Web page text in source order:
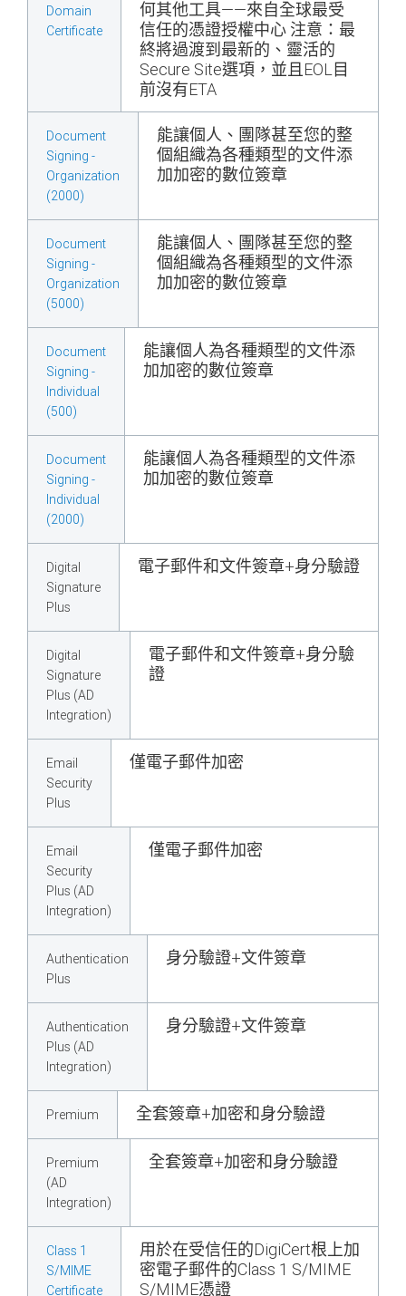
Domain
Certificate
何其他工具——來自全球最受
信任的憑證授權中心 注意：最
終將過渡到最新的、靈活的
Secure Site選項，並且EOL目
前沒有ETA
Document
Signing -
Organization
(2000)
能讓個人、團隊甚至您的整
個組織為各種類型的文件添
加加密的數位簽章
Document
Signing -
Organization
(5000)
能讓個人、團隊甚至您的整
個組織為各種類型的文件添
加加密的數位簽章
Document
Signing -
Individual
(500)
能讓個人為各種類型的文件添
加加密的數位簽章
Document
Signing -
Individual
(2000)
能讓個人為各種類型的文件添
加加密的數位簽章
Digital
Signature
Plus
電子郵件和文件簽章+身分驗證
Digital
Signature
Plus (AD
Integration)
電子郵件和文件簽章+身分驗
證
Email
Security
Plus
僅電子郵件加密
Email
Security
Plus (AD
Integration)
僅電子郵件加密
Authentication
Plus
身分驗證+文件簽章
Authentication
Plus (AD
Integration)
身分驗證+文件簽章
Premium 全套簽章+加密和身分驗證
Premium
(AD
Integration)
全套簽章+加密和身分驗證
Class 1
S/MIME
Certificate
用於在受信任的DigiCert根上加
密電子郵件的Class 1 S/MIME
S/MIME憑證